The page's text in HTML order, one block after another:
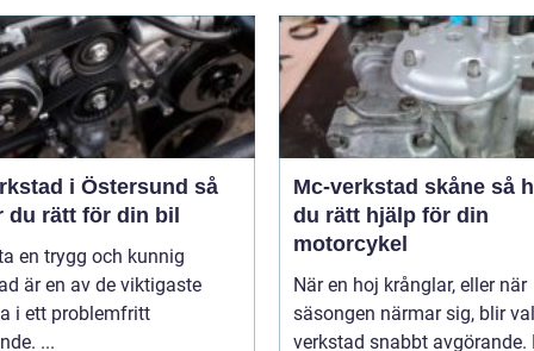
i Östersund så
du rätt för din bil
en trygg och kunnig
är en av de viktigaste
i ett problemfritt
...
Mc-verkstad skåne så hittar
du rätt hjälp för din
motorcykel
När en hoj krånglar, eller när
säsongen närmar sig, blir
verkstad snabbt avgörande.